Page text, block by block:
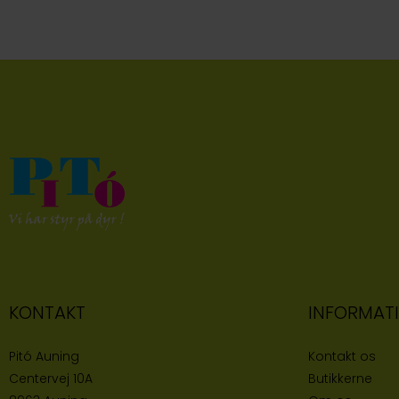
KONTAKT
Pitó Auning
Centervej 10A
Kontakt os
Butikkerne